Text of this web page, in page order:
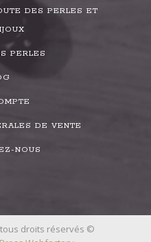
DES PERLES ET
PERLES
DE VENTE
NOUS
droits réservés ©